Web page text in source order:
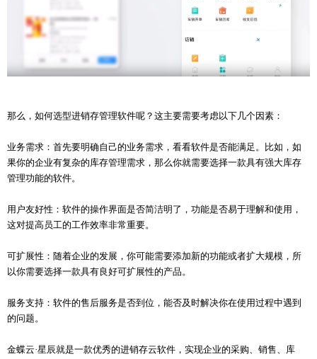
那么，如何选型进销存管理软件呢？这主要需要考虑以下几个因素：
业务需求：首先要明确自己的业务需求，看看软件是否能满足。比如，如
果你的企业有复杂的库存管理需求，那么你就需要选择一款具有强大库存
管理功能的软件。
用户友好性：软件的操作界面是否简洁明了，功能是否易于理解和使用，
这对提高员工的工作效率非常重要。
可扩展性：随着企业的发展，你可能需要添加新的功能或者扩大规模，所
以你需要选择一款具有良好可扩展性的产品。
服务支持：软件的售后服务是否到位，能否及时解决你在使用过程中遇到
的问题。
金蝶云·星辰就是一款优秀的进销存云软件，实现企业的采购、销售、库